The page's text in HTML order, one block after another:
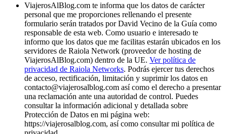
ViajerosAlBlog.com te informa que los datos de carácter
personal que me proporciones rellenando el presente
formulario serán tratados por David Vecino de la Guía como
responsable de esta web. Como usuario e interesado te
informo que los datos que me facilitas estarán ubicados en los
servidores de Raiola Network (proveedor de hosting de
ViajerosAlBlog.com) dentro de la UE. Ver política de
privacidad de Raiola Networks. Podrás ejercer tus derechos
de acceso, rectificación, limitación y suprimir los datos en
contacto@viajerosalblog.com así como el derecho a presentar
una reclamación ante una autoridad de control. Puedes
consultar la información adicional y detallada sobre
Protección de Datos en mi página web:
https://viajerosalblog.com, así como consultar mi política de